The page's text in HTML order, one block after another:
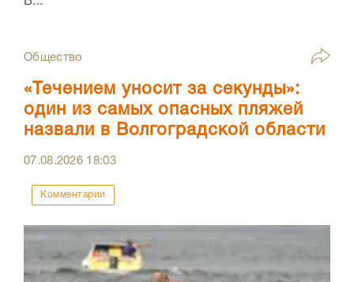
Общество
«Течением уносит за секунды»:
один из самых опасных пляжей
назвали в Волгоградской области
07.08.2026 18:03
Комментарии